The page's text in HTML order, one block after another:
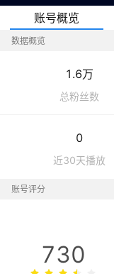
账号概览
数据概览
1.6万
总粉丝数
0
近30天播放
账号评分
730